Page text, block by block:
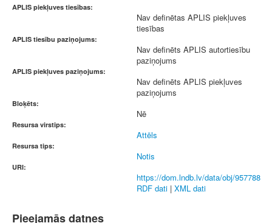
APLIS piekļuves tiesības:
Nav definētas APLIS piekļuves
tiesības
APLIS tiesību paziņojums:
Nav definēts APLIS autortiesību
paziņojums
APLIS piekļuves paziņojums:
Nav definēts APLIS piekļuves
paziņojums
Bloķēts:
Nē
Resursa virstips:
Attēls
Resursa tips:
Notis
URI:
https://dom.lndb.lv/data/obj/957788
RDF dati | XML dati
Pieejamās datnes